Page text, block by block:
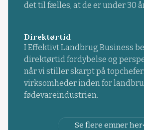
det til fælles, at de er under 30
Direktørtid
I Effektivt Landbrug Business
direktørtid fordybelse og
når vi stiller skarpt på
virksomheder inden for
fødevareindustrien.
Se flere emner her